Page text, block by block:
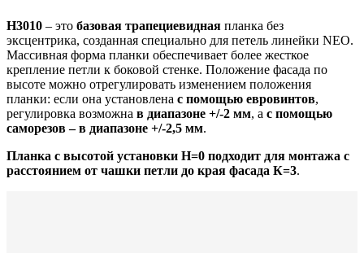
H3010 – это базовая трапециевидная планка без
эксцентрика, созданная специально для петель линейки NEO.
Массивная форма планки обеспечивает более жесткое
крепление петли к боковой стенке. Положение фасада по
высоте можно отрегулировать изменением положения
планки: если она установлена с помощью евровинтов,
регулировка возможна в диапазоне +/-2 мм, а с помощью
саморезов – в диапазоне +/-2,5 мм.
Планка с высотой установки Н=0 подходит для монтажа с
расстоянием от чашки петли до края фасада К=3.